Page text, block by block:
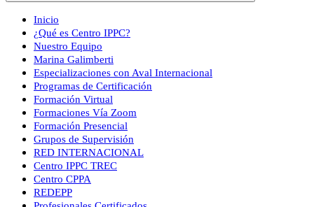
Inicio
¿Qué es Centro IPPC?
Nuestro Equipo
Marina Galimberti
Especializaciones con Aval Internacional
Programas de Certificación
Formación Virtual
Formaciones Vía Zoom
Formación Presencial
Grupos de Supervisión
RED INTERNACIONAL
Centro IPPC TREC
Centro CPPA
REDEPP